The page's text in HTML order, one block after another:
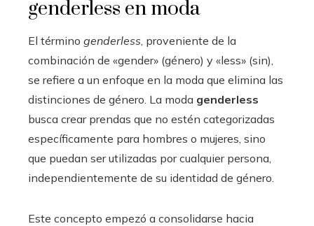
genderless en moda
El término genderless , proveniente de la
combinación de «gender» (género) y «less» (sin),
se refiere a un enfoque en la moda que elimina las
distinciones de género. La moda genderless
busca crear prendas que no estén categorizadas
específicamente para hombres o mujeres, sino
que puedan ser utilizadas por cualquier persona,
independientemente de su identidad de género.
Este concepto empezó a consolidarse hacia